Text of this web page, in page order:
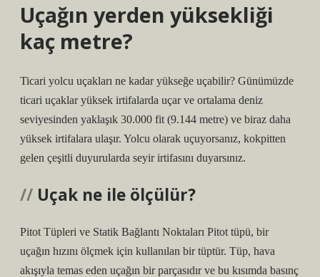
Uçağın yerden yüksekliği
kaç metre?
Ticari yolcu uçakları ne kadar yükseğe uçabilir? Günümüzde
ticari uçaklar yüksek irtifalarda uçar ve ortalama deniz
seviyesinden yaklaşık 30.000 fit (9.144 metre) ve biraz daha
yüksek irtifalara ulaşır. Yolcu olarak uçuyorsanız, kokpitten
gelen çeşitli duyurularda seyir irtifasını duyarsınız.
Uçak ne ile ölçülür?
Pitot Tüpleri ve Statik Bağlantı Noktaları Pitot tüpü, bir
uçağın hızını ölçmek için kullanılan bir tüptür. Tüp, hava
akışıyla temas eden uçağın bir parçasıdır ve bu kısımda basınç